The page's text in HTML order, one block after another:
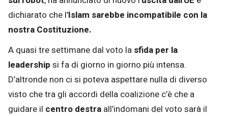
dichiarato che l'Islam sarebbe incompatibile con la
nostra Costituzione.
A quasi tre settimane dal voto la sfida per la
leadership si fa di giorno in giorno più intensa.
D’altronde non ci si poteva aspettare nulla di diverso
visto che tra gli accordi della coalizione c’è che a
guidare il centro destra all’indomani del voto sarà il